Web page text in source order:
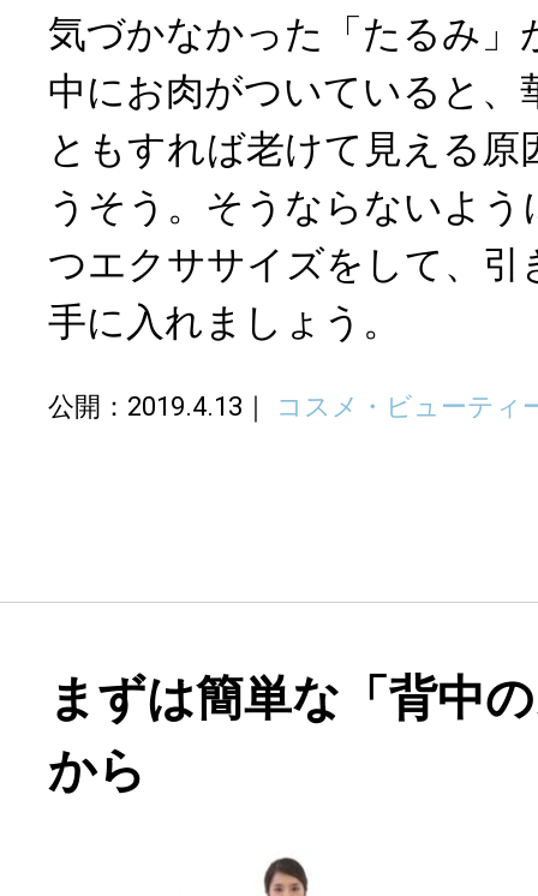
気づかなかった「たるみ」
中にお肉がついていると、
ともすれば老けて見える
うそう。そうならないよ
つエクササイズをして、引
手に入れましょう。
公開：2019.4.13 コスメ・ビューティ
まずは簡単な「背中
から